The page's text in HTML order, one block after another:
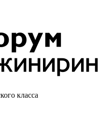
класса